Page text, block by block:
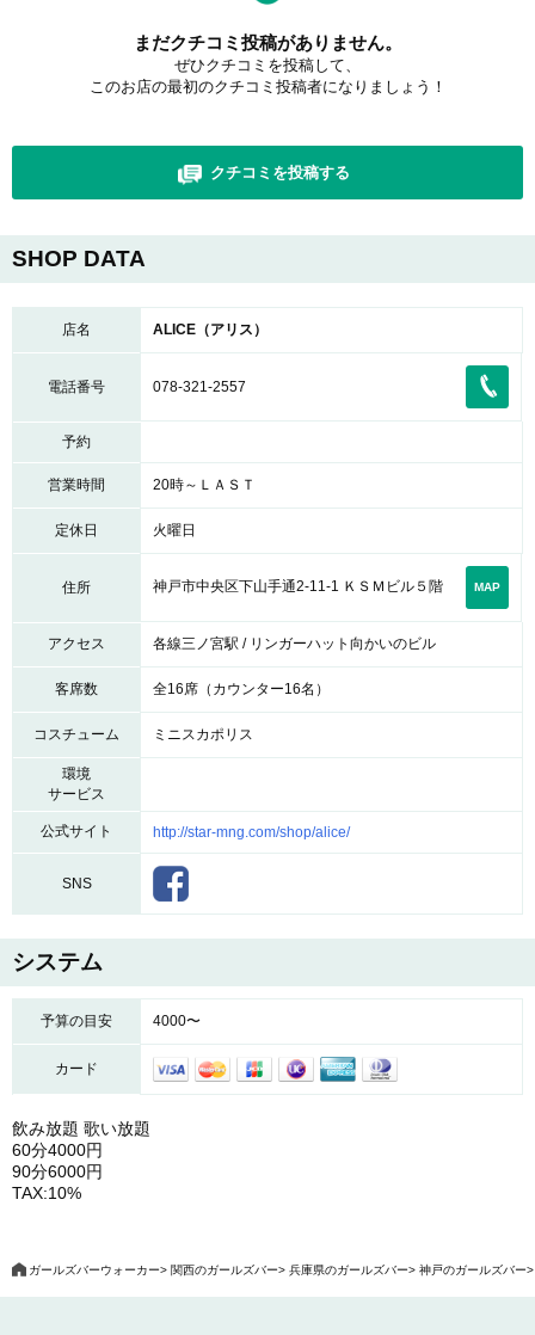
まだクチコミ投稿がありません。
ぜひクチコミを投稿して、
このお店の最初のクチコミ投稿者になりましょう！
クチコミを投稿する
SHOP DATA
店名 ALICE（アリス）
電話番号 078-321-2557
予約
営業時間 20時～ＬＡＳＴ
定休日 火曜日
住所 神戸市中央区下山手通2-11-1 ＫＳＭビル５階 MAP
アクセス 各線三ノ宮駅 / リンガーハット向かいのビル
客席数 全16席（カウンター16名）
コスチューム ミニスカポリス
環境
サービス
公式サイト http://star-mng.com/shop/alice/
SNS
システム
予算の目安 4000〜
カード
飲み放題 歌い放題
60分4000円
90分6000円
TAX:10%
ガールズバーウォーカー 関西のガールズバー 兵庫県のガールズバー 神戸のガールズバー